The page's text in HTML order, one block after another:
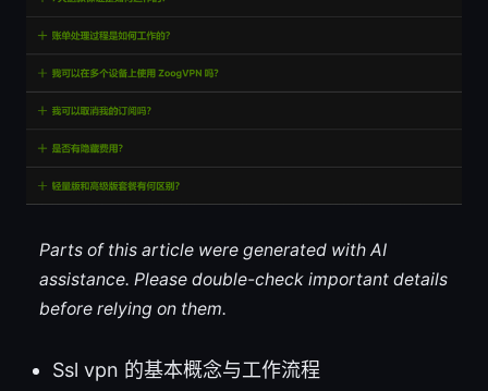
Parts of this article were generated with AI
assistance. Please double-check important details
before relying on them.
Ssl vpn 的基本概念与工作流程